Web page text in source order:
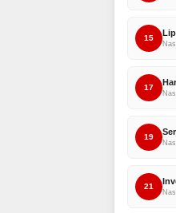
15
17
19
21